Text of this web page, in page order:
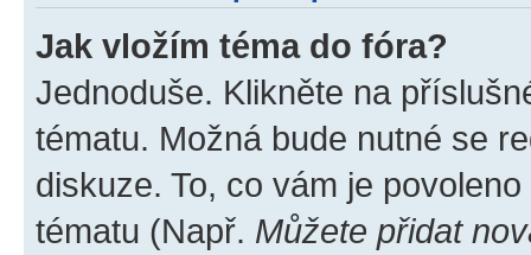
Jak vložím téma do fóra?
Jednoduše. Klikněte na
tématu. Možná bude nutné se
diskuze. To, co vám je
tématu (Např. Můžete přidat